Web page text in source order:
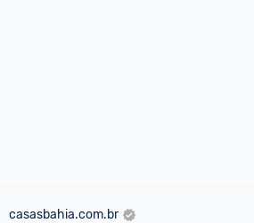
casasbahia.com.br